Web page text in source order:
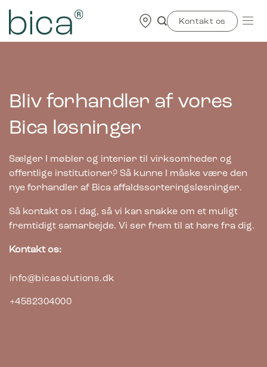
content
Kontakt os
Bliv forhandler af vores
Bica løsninger
Sælger I møbler og interiør til virksomheder og
offentlige institutioner? Så kunne I måske være den
nye forhandler af Bica affaldssorteringsløsninger.
Så kontakt os i dag, så vi kan snakke om et muligt
fremtidigt samarbejde. Vi ser frem til at høre fra dig.
Kontakt os:
info@bicasolutions.dk
+4582304000